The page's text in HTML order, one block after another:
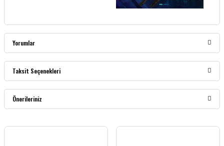
Yorumlar
Bu ürüne ilk yorumu siz yapın!
Taksit Seçenekleri
Önerileriniz
Bu ürünün fiyat bilgisi, resim, ürün açıklamalarında ve diğer konularda yetersiz